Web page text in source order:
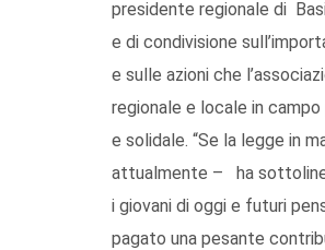
presidente regionale di
e di condivisione
e sulle azioni che
regionale e locale in
e solidale. “Se la legge in
attualmente – ha
i giovani di oggi e futuri
pagato una pesante